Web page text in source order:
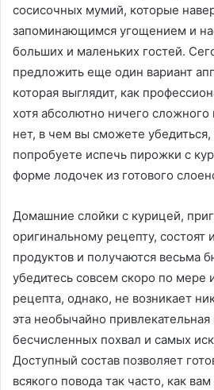
сосисочных мумий, которые
запоминающимся угощением и
больших и маленьких гостей.
предложить еще один вариант
которая выглядит, как
хотя абсолютно ничего сложного
нет, в чем вы сможете
попробуете испечь пирожки с
форме лодочек из готового
Домашние слойки с курицей,
оригинальному рецепту,
продуктов и получаются весьма
убедитесь совсем скоро по мере
рецепта, однако, не возникает
эта необычайно
бесчисленных похвал и самых
Доступный состав позволяет
всякого повода так часто, как